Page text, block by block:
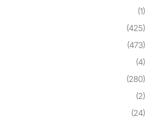
(1)
(425)
(473)
(4)
(280)
(2)
(24)